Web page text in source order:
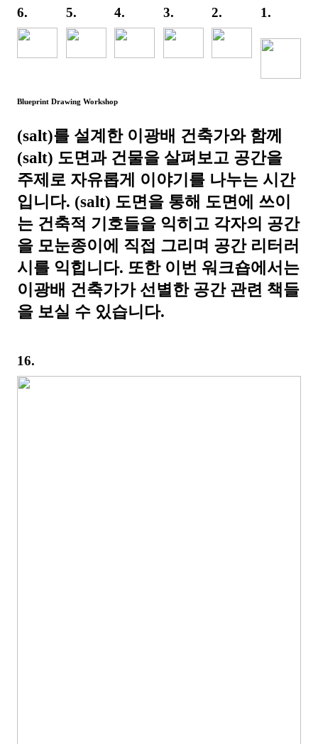
6. 5. 4. 3. 2. 1.
Blueprint Drawing Workshop
(salt)를 설계한 이광배 건축가와 함께
(salt) 도면과 건물을 살펴보고 공간을
주제로 자유롭게 이야기를 나누는 시간
입니다. (salt) 도면을 통해 도면에 쓰이
는 건축적 기호들을 익히고 각자의 공간
을 모눈종이에 직접 그리며 공간 리터러
시를 익힙니다. 또한 이번 워크숍에서는
이광배 건축가가 선별한 공간 관련 책들
을 보실 수 있습니다.
16.